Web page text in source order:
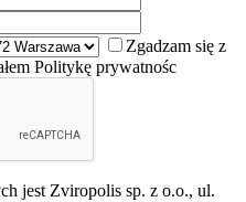
Zgadzam się z
Politykę prywatnośc
jest Zviropolis sp. z o.o., ul.